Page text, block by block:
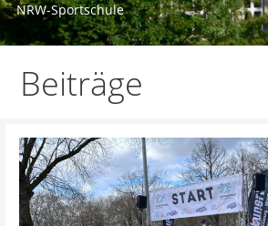
NRW-Sportschule
Beiträge